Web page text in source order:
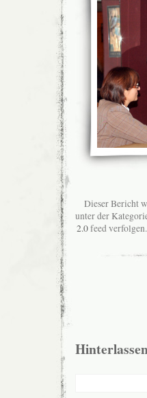
Dieser Bericht
unter der
2.0feed